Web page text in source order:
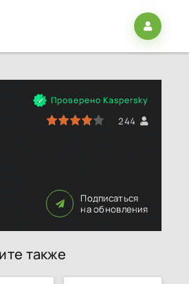
Проверено Kaspersky
244
Подписаться
на обновления
также